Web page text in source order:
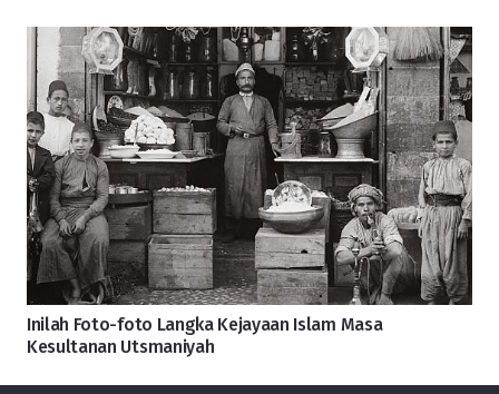
Inilah Foto-foto Langka Kejayaan Islam Masa
Kesultanan Utsmaniyah